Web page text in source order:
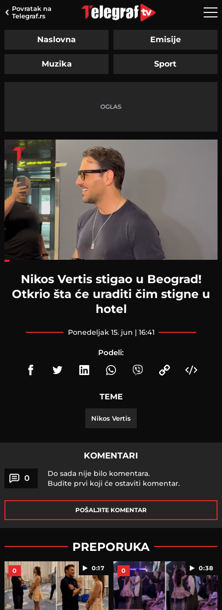
Povratak na
Telegraf.rs
Naslovna Emisije
Muzika Sport
Nikos Vertis stigao u Beograd!
Otkrio šta će uraditi čim stigne u
hotel
ponedeljak 15. jun | 16:41
Podeli:
TEME
Nikos Vertis
KOMENTARI
0
Do sada nije bilo komentara.
Budite prvi koji će ostaviti komentar.
POŠALJITE KOMENTAR
PREPORUKA
0:17
0 0:38
0